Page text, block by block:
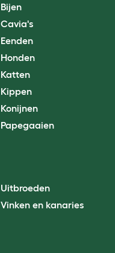
Bijen
Cavia's
Eenden
Honden
Katten
Kippen
Konijnen
Papegaaien
Uitbroeden
Vinken en kanaries